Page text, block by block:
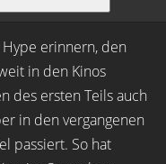
erinnern, den
in den Kinos
des ersten Teils auch
in den vergangenen
passiert. So hat